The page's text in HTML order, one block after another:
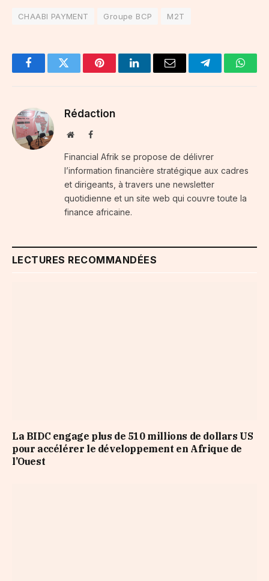
CHAABI PAYMENT Groupe BCP M2T
FacebookTwitter PinterestLinkedInEmail Telegram
Rédaction
WebsiteFacebook
Financial Afrik se propose de délivrer
l’information financière stratégique aux cadres
et dirigeants, à travers une newsletter
quotidienne et un site web qui couvre toute la
finance africaine.
LECTURES RECOMMANDÉES
La BIDC engage plus de 510 millions de dollars US
pour accélérer le développement en Afrique de
l’Ouest